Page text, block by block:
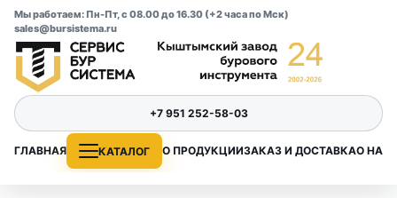
Мы работаем: Пн-Пт, с 08.00 до 16.30 (+2 часа по Мск)
sales@bursistema.ru
ГЛАВНАЯ КАТАЛОГ О ПРОДУКЦИИЗАКАЗ И ДОСТАВКАО НАС
+7 951 252-58-03